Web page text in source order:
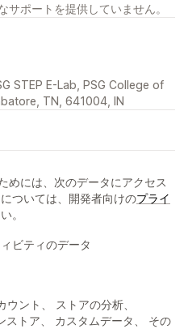
サポートを提供していません。
STEP E-Lab, PSG College of
TN, 641004, IN
めには、次のデータにアクセス
ついては、開発者向けのプライ
。
ビティのデータ
ント、 ストアの分析、
トア、 カスタムデータ、 その